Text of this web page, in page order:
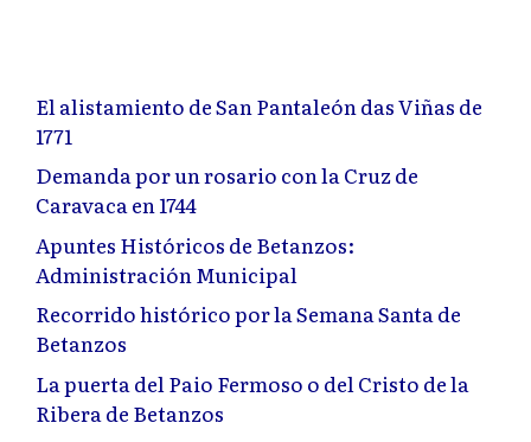
El alistamiento de San Pantaleón das Viñas de
1771
Demanda por un rosario con la Cruz de
Caravaca en 1744
Apuntes Históricos de Betanzos:
Administración Municipal
Recorrido histórico por la Semana Santa de
Betanzos
La puerta del Paio Fermoso o del Cristo de la
Ribera de Betanzos